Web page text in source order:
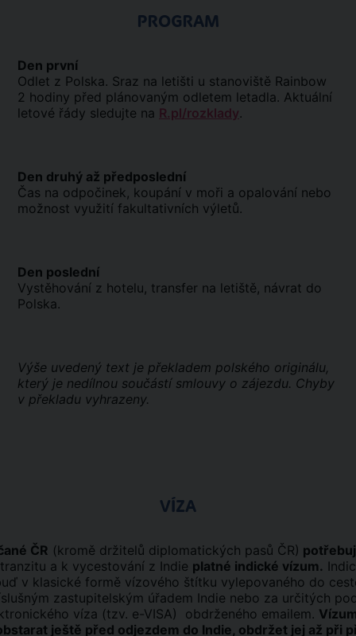
PROGRAM
Den první
Odlet z Polska. Sraz na letišti u stanoviště Rainbow
2 hodiny před plánovaným odletem letadla. Aktuální
letové řády sledujte na R.pl/rozklady.
Den druhý až předposlední
Čas na odpočinek, koupání v moři a opalování nebo
možnost využití fakultativních výletů.
Den poslední
Vystěhování z hotelu, transfer na letiště, návrat do
Polska.
Výše uvedený text je překladem polského originálu,
který je nedílnou součástí smlouvy o zájezdu. Chyby
v překladu vyhrazeny.
VÍZA
ČR (kromě držitelů diplomatických pasů ČR)
a k vycestování z Indie platné indické vízum.
v klasické formě vízového štítku vylepovaného do
zastupitelským úřadem Indie nebo za určitých
víza (tzv. e-VISA) obdrženého emailem.
ještě před odjezdem do Indie, obdržet jej až při